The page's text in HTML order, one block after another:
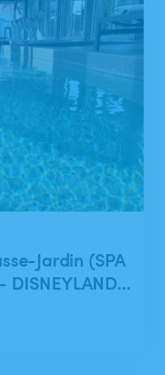
Jardin (SPA